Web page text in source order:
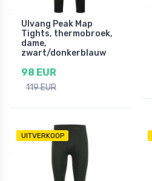
Ulvang Peak Map
Tights, thermobroek,
dame,
zwart/donkerblauw
98 EUR
119 EUR
UITVERKOOP